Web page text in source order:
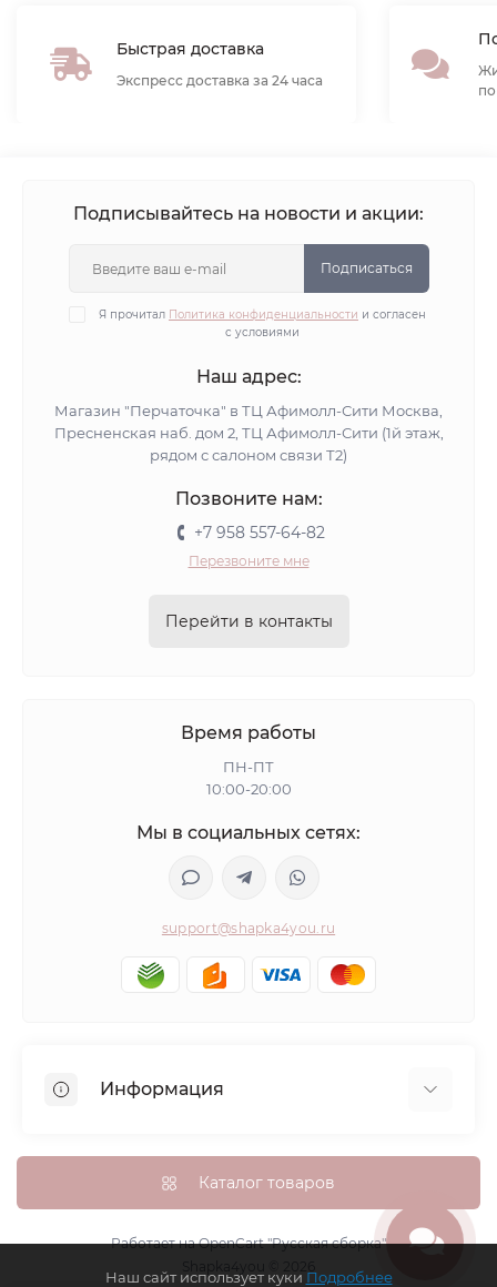
Быстрая доставка
Экспресс доставка за 24 часа
Подписывайтесь на новости и акции:
Подписаться
Я прочитал Политика конфиденциальности и согласен
с условиями
Наш адрес:
Магазин "Перчаточка" в ТЦ Афимолл-Сити Москва,
Пресненская наб. дом 2, ТЦ Афимолл-Сити (1й этаж,
рядом с салоном связи Т2)
Позвоните нам:
+7 958 557-64-82
Перезвоните мне
Перейти в контакты
Время работы
ПН-ПТ
10:00-20:00
Мы в социальных сетях:
support@shapka4you.ru
Информация
Доставка, оплата и бонусные баллы
Гарантия возврата
Политика конфиденциальности
Контакты
Каталог товаров
Работает наOpenCart "Русская сборка"
Наш сайт использует куки Подробнее